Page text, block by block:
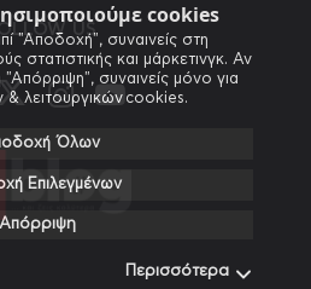
cookies
"Αποδοχή", συναινείς στη
στατιστικής και μάρκετινγκ. Αν
"Απόρριψη", συναινείς μόνο για
λειτουργικών cookies.
Όλων
Επιλεγμένων
Απόρριψη
Περισσότερα
US